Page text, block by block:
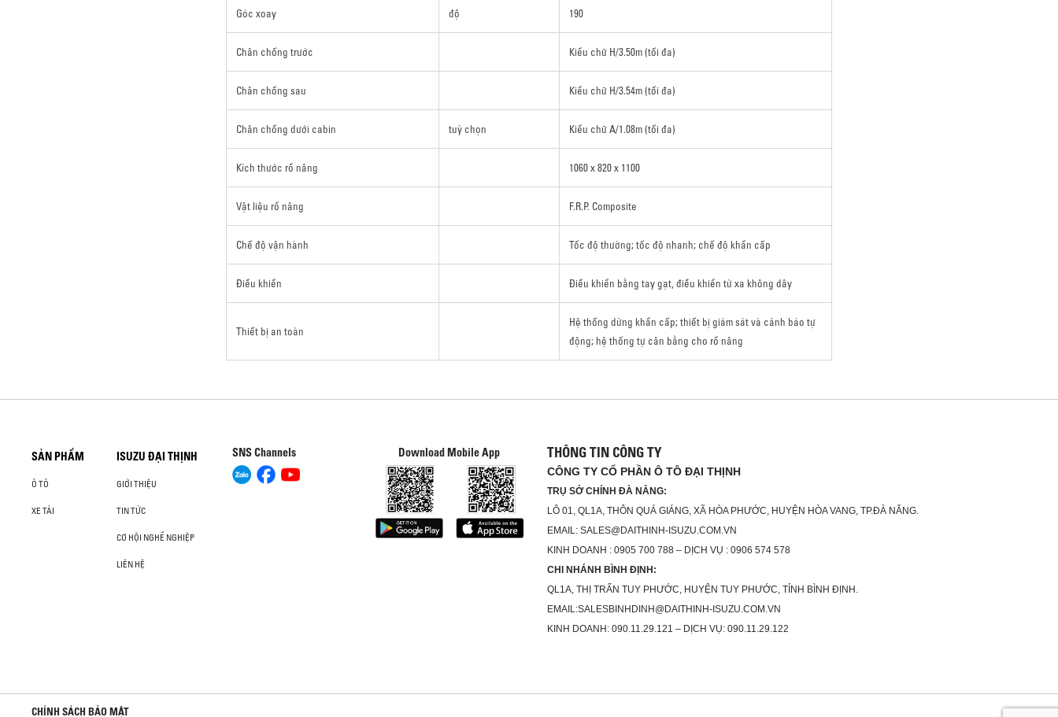
Góc xoay độ 190
Chân chống trước Kiểu chữ H/3.50m (tối đa)
Chân chống sau Kiểu chữ H/3.54m (tối đa)
Chân chống dưới cabin tuỳ chọn Kiểu chữ A/1.08m (tối đa)
Kích thước rổ nâng 1060 x 820 x 1100
Vật liệu rổ nâng F.R.P. Composite
Chế độ vận hành Tốc độ thường; tốc độ nhanh; chế độ khẩn cấp
Điều khiển Điều khiển bằng tay gạt, điều khiển từ xa không dây
Thiết bị an toàn
Hệ thống dừng khẩn cấp; thiết bị giám sát và cảnh báo tự
động; hệ thống tự cân bằng cho rổ nâng
SẢN PHẨM
Ô TÔ
XE TẢI
ISUZU ĐẠI THỊNH
GIỚI THIỆU
TIN TỨC
CƠ HỘI NGHỀ NGHIỆP
LIÊN HỆ
SNS Channels Download Mobile App THÔNG TIN CÔNG TY
CÔNG TY CỔ PHẦN Ô TÔ ĐẠI THỊNH
TRỤ SỞ CHÍNH ĐÀ NẴNG:
LÔ 01, QL1A, THÔN QUÁ GIÁNG, XÃ HÒA PHƯỚC, HUYỆN HÒA VANG, TP.ĐÀ NẴNG.
EMAIL: SALES@DAITHINH-ISUZU.COM.VN
KINH DOANH : 0905 700 788 – DỊCH VỤ : 0906 574 578
CHI NHÁNH BÌNH ĐỊNH:
QL1A, THỊ TRẤN TUY PHƯỚC, HUYỆN TUY PHƯỚC, TỈNH BÌNH ĐỊNH.
EMAIL:SALESBINHDINH@DAITHINH-ISUZU.COM.VN
KINH DOANH: 090.11.29.121 – DỊCH VỤ: 090.11.29.122
CHÍNH SÁCH BẢO MẬT